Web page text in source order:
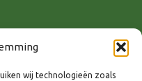
wij technologieën zoals